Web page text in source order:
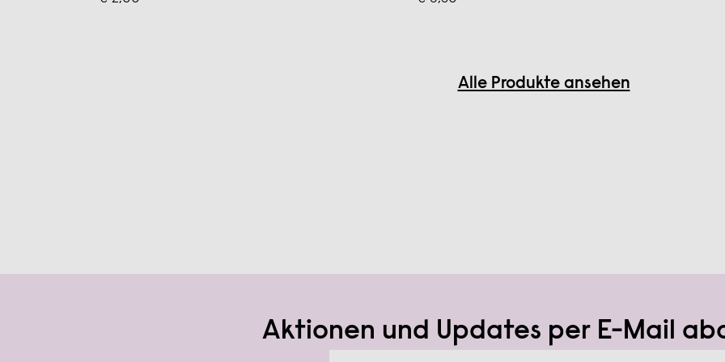
Alle Produkte ansehen
Aktionen und Updates per E-Mail